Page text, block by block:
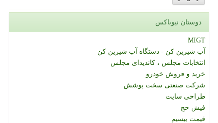
دوستان نیوباکس
MIGT
آب شیرین کن - دستگاه آب شیرین کن
انتخابات مجلس ، کاندیدای مجلس
خرید و فروش خودرو
شرکت صنعتی سخت پوشش
طراحی سایت
فیش حج
قیمت بیسیم